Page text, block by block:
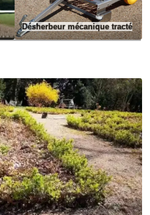
Désherbeur mécanique tracté